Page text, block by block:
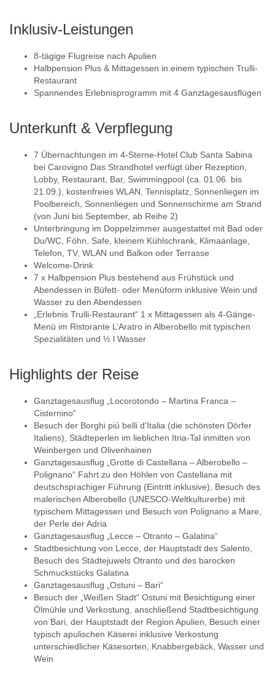
Inklusiv-Leistungen
8-tägige Flugreise nach Apulien
Halbpension Plus & Mittagessen in einem typischen Trulli-
Restaurant
Spannendes Erlebnisprogramm mit 4 Ganztagesausflügen
Unterkunft & Verpflegung
7 Übernachtungen im 4-Sterne-Hotel Club Santa Sabina
bei Carovigno Das Strandhotel verfügt über Rezeption,
Lobby, Restaurant, Bar, Swimmingpool (ca. 01.06. bis
21.09.), kostenfreies WLAN, Tennisplatz, Sonnenliegen im
Poolbereich, Sonnenliegen und Sonnenschirme am Strand
(von Juni bis September, ab Reihe 2)
Unterbringung im Doppelzimmer ausgestattet mit Bad oder
Du/WC, Föhn, Safe, kleinem Kühlschrank, Klimaanlage,
Telefon, TV, WLAN und Balkon oder Terrasse
Welcome-Drink
7 x Halbpension Plus bestehend aus Frühstück und
Abendessen in Büfett- oder Menüform inklusive Wein und
Wasser zu den Abendessen
„Erlebnis Trulli-Restaurant“ 1 x Mittagessen als 4-Gänge-
Menü im Ristorante L’Aratro in Alberobello mit typischen
Spezialitäten und ½ l Wasser
Highlights der Reise
Ganztagesausflug „Locorotondo – Martina Franca –
Cisternino“
Besuch der Borghi più belli d’Italia (die schönsten Dörfer
Italiens), Städteperlen im lieblichen Itria-Tal inmitten von
Weinbergen und Olivenhainen
Ganztagesausflug „Grotte di Castellana – Alberobello –
Polignano“ Fahrt zu den Höhlen von Castellana mit
deutschsprachiger Führung (Eintritt inklusive), Besuch des
malerischen Alberobello (UNESCO-Weltkulturerbe) mit
typischem Mittagessen und Besuch von Polignano a Mare,
der Perle der Adria
Ganztagesausflug „Lecce – Otranto – Galatina“
Stadtbesichtung von Lecce, der Hauptstadt des Salento,
Besuch des Städtejuwels Otranto und des barocken
Schmuckstücks Galatina
Ganztagesausflug „Ostuni – Bari“
Besuch der „Weißen Stadt“ Ostuni mit Besichtigung einer
Ölmühle und Verkostung, anschließend Stadtbesichtigung
von Bari, der Hauptstadt der Region Apulien, Besuch einer
typisch apulischen Käserei inklusive Verkostung
unterschiedlicher Käsesorten, Knabbergebäck, Wasser und
Wein